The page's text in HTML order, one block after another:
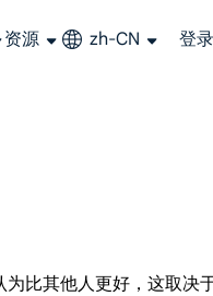
资源 zh-CN 登录
比其他人更好，这取